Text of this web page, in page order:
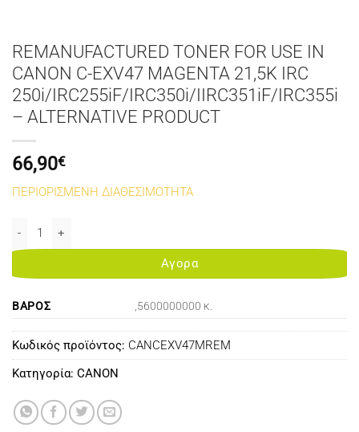
REMANUFACTURED TONER FOR USE IN
CANON C-EXV47 MAGENTA 21,5K IRC
250i/IRC255iF/IRC350i/IIRC351iF/IRC355i
– ALTERNATIVE PRODUCT
66,90€
ΠΕΡΙΟΡΙΣΜΕΝΗ ΔΙΑΘΕΣΙΜΟΤΗΤΑ
REMANUFACTURED TONER FOR USE IN CANON C-EXV47
Αγορα
ΒΆΡΟΣ ,5600000000 κ.
Κωδικός προϊόντος: CANCEXV47MREM
Κατηγορία: CANON